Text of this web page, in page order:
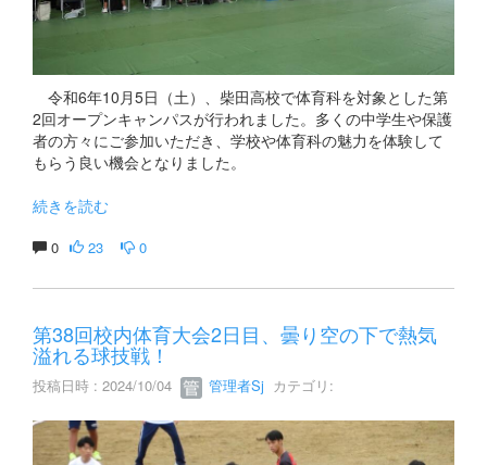
令和6年10月5日（土）、柴田高校で体育科を対象とした第
2回オープンキャンパスが行われました。多くの中学生や保護
者の方々にご参加いただき、学校や体育科の魅力を体験して
もらう良い機会となりました。
続きを読む
0 23 0
第38回校内体育大会2日目、曇り空の下で熱気
溢れる球技戦！
投稿日時 : 2024/10/04 管理者Sj カテゴリ: